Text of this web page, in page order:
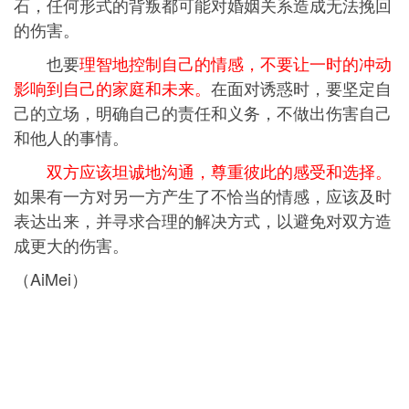
的伤害。
也要理智地控制自己的情感，不要让一时的冲动
影响到自己的家庭和未来。 在面对诱惑时，要坚定自
己的立场，明确自己的责任和义务，不做出伤害自己
和他人的事情。
双方应该坦诚地沟通，尊重彼此的感受和选择。
如果有一方对另一方产生了不恰当的情感，应该及时
表达出来，并寻求合理的解决方式，以避免对双方造
成更大的伤害。
（AiMei）